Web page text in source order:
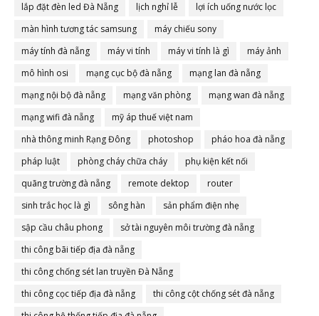
lắp đặt đèn led Đà Nẵng
lịch nghỉ lễ
lợi ích uống nước lọc
màn hình tương tác samsung
máy chiếu sony
máy tính đà nẵng
máy vi tính máy vi tính là gì
máy ảnh
mô hình osi
mạng cục bộ đà nẵng
mạng lan đà nẵng
mạng nội bộ đà nẵng
mạng văn phòng
mạng wan đà nẵng
mạng wifi đà nẵng
mỹ áp thuế việt nam
nhà thông minh Rạng Đông
photoshop
pháo hoa đà nẵng
pháp luật
phòng cháy chữa cháy
phụ kiện kết nối
quãng trường đà nẵng
remote dektop
router
sinh trắc học là gì
sông hàn
sản phẩm điện nhẹ
sập cầu châu phong
sở tài nguyên môi trường đà nẵng
thi công bãi tiếp địa đà nẵng
thi công chống sét lan truyền Đà Nẵng
thi công cọc tiếp địa đà nẵng
thi công cột chống sét đà nẵng